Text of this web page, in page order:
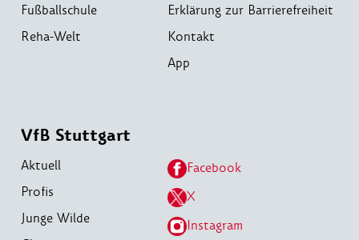
Fußballschule
Reha-Welt
Erklärung zur Barrierefreiheit
Kontakt
App
VfB Stuttgart
Aktuell
Profis
Junge Wilde
Facebook
X
Instagram